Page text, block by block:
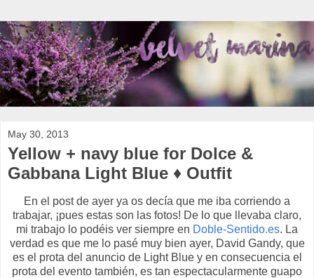
May 30, 2013
Yellow + navy blue for Dolce &
Gabbana Light Blue ♦ Outfit
En el post de ayer ya os decía que me iba corriendo a
trabajar, ¡pues estas son las fotos! De lo que llevaba claro,
mi trabajo lo podéis ver siempre en Doble-Sentido.es. La
verdad es que me lo pasé muy bien ayer, David Gandy, que
es el prota del anuncio de Light Blue y en consecuencia el
prota del evento también, es tan espectacularmente guapo